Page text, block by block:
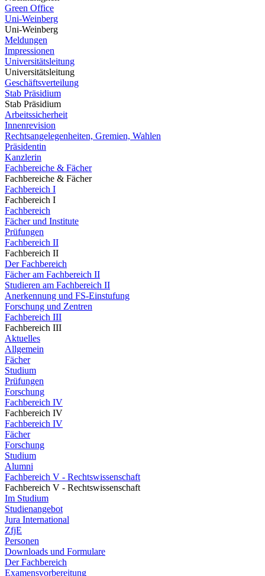
Green Office
Uni-Weinberg
Uni-Weinberg
Meldungen
Impressionen
Universitätsleitung
Universitätsleitung
Geschäftsverteilung
Stab Präsidium
Stab Präsidium
Arbeitssicherheit
Innenrevision
Rechtsangelegenheiten, Gremien, Wahlen
Präsidentin
Kanzlerin
Fachbereiche & Fächer
Fachbereiche & Fächer
Fachbereich I
Fachbereich I
Fachbereich
Fächer und Institute
Prüfungen
Fachbereich II
Fachbereich II
Der Fachbereich
Fächer am Fachbereich II
Studieren am Fachbereich II
Anerkennung und FS-Einstufung
Forschung und Zentren
Fachbereich III
Fachbereich III
Aktuelles
Allgemein
Fächer
Studium
Prüfungen
Forschung
Fachbereich IV
Fachbereich IV
Fachbereich IV
Fächer
Forschung
Studium
Alumni
Fachbereich V - Rechtswissenschaft
Fachbereich V - Rechtswissenschaft
Im Studium
Studienangebot
Jura International
ZfjE
Personen
Downloads und Formulare
Der Fachbereich
Examensvorbereitung